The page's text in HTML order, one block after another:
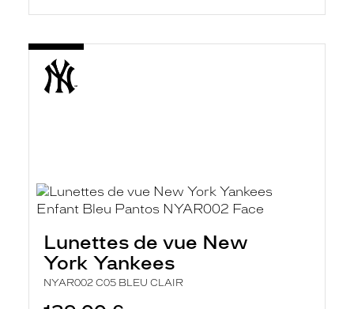
Lunettes de vue New
York Yankees
NYAR002 C05 BLEU CLAIR